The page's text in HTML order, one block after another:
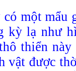
một mẩu
kỳ lạ như
thiển này
vật được